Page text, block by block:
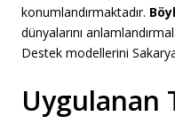
konumlandırmaktadır.
dünyalarını
Destek modellerini
Uygulanan